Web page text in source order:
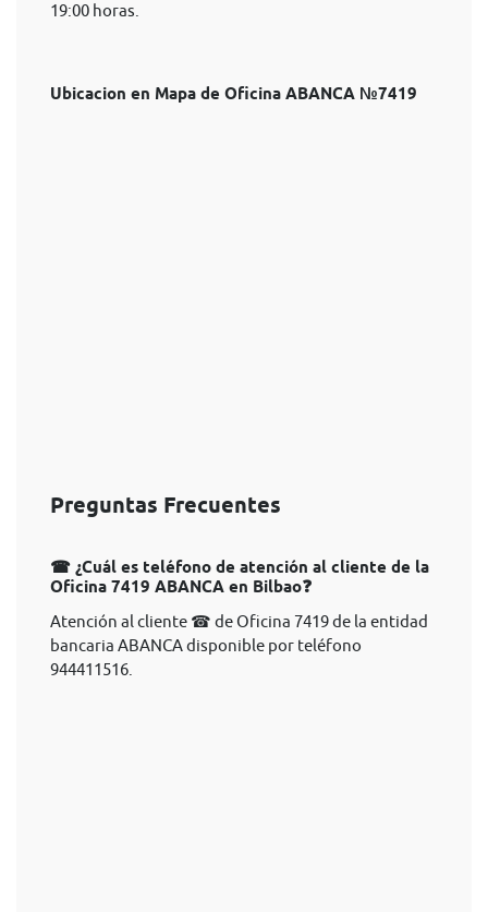
19:00 horas.
Ubicacion en Mapa de Oficina ABANCA №7419
Preguntas Frecuentes
☎ ¿Cuál es teléfono de atención al cliente de la
Oficina 7419 ABANCA en Bilbao❓
Atención al cliente ☎ de Oficina 7419 de la entidad
bancaria ABANCA disponible por teléfono
944411516.